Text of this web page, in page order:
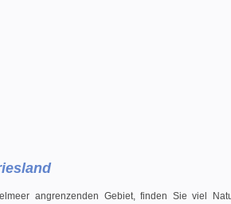
angrenzenden Gebiet, finden Sie viel